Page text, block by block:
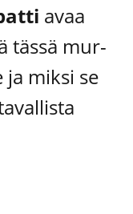
avaa
täs­sä mur­
ja mik­si se